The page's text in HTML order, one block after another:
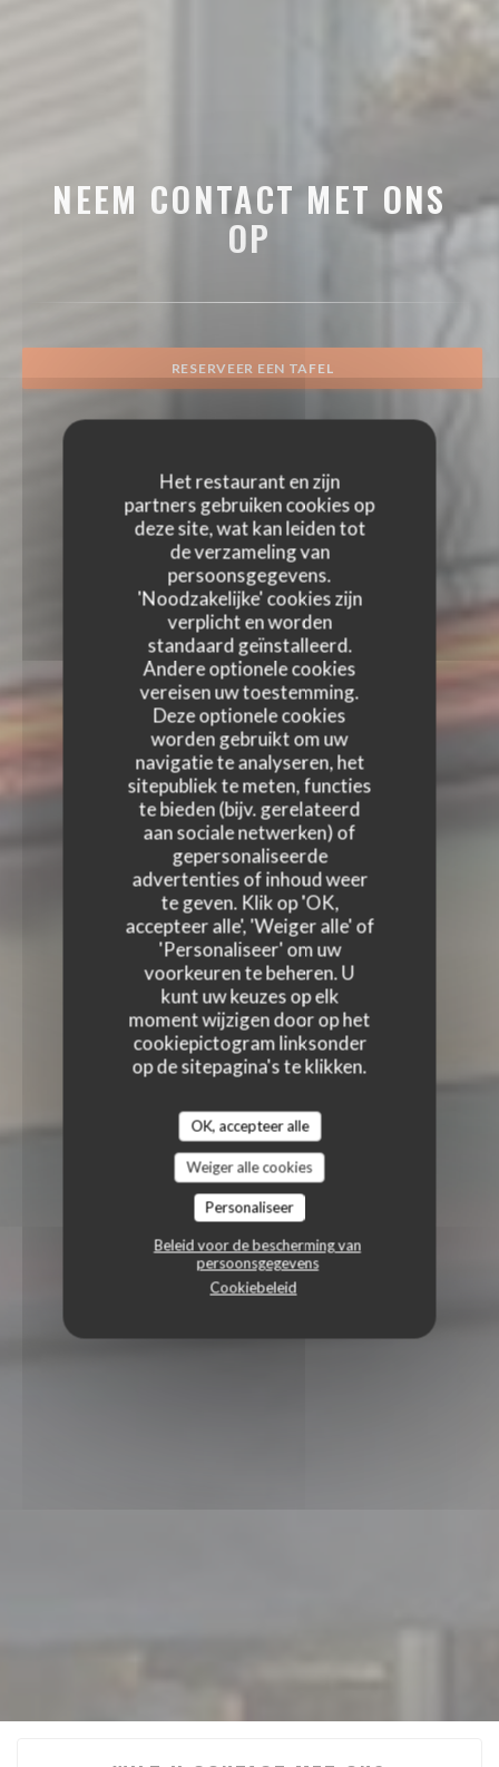
Het restaurant en zijn
partners gebruiken cookies op
deze site, wat kan leiden tot
de verzameling van
persoonsgegevens.
'Noodzakelijke' cookies zijn
verplicht en worden
standaard geïnstalleerd.
Andere optionele cookies
vereisen uw toestemming.
Deze optionele cookies
worden gebruikt om uw
navigatie te analyseren, het
sitepubliek te meten, functies
te bieden (bijv. gerelateerd
aan sociale netwerken) of
gepersonaliseerde
advertenties of inhoud weer
te geven. Klik op 'OK,
accepteer alle', 'Weiger alle' of
'Personaliseer' om uw
voorkeuren te beheren. U
kunt uw keuzes op elk
moment wijzigen door op het
cookiepictogram linksonder
op de sitepagina's te klikken.
OK, accepteer alle
Weiger alle cookies
Personaliseer
Beleid voor de bescherming van
persoonsgegevens
Cookiebeleid
NEEM CONTACT MET ONS
OP
RESERVEER EEN TAFEL